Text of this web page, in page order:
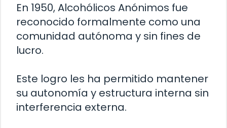
En 1950, Alcohólicos Anónimos fue
reconocido formalmente como una
comunidad autónoma y sin fines de
lucro.
Este logro les ha permitido mantener
su autonomía y estructura interna sin
interferencia externa.